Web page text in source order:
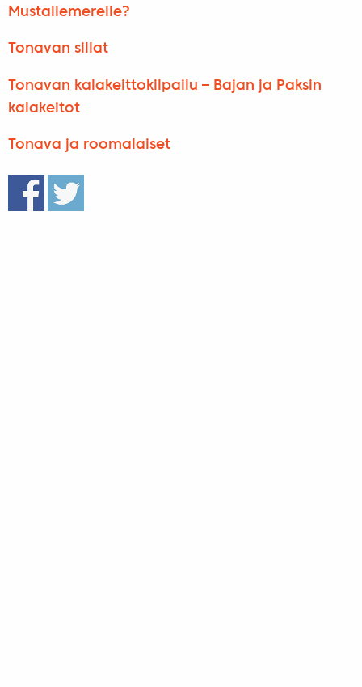
Mustallemerelle?
Tonavan sillat
Tonavan kalakeittokilpailu – Bajan ja Paksin
kalakeitot
Tonava ja roomalaiset